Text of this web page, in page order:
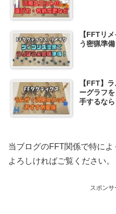
【FFTリ
う密猟準備
【FFT】
ーグラフ
手するなら
当ブログのFFT関係で特によ
よろしければご覧ください。
スポンサ